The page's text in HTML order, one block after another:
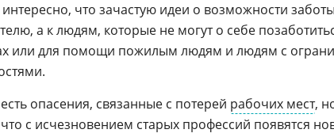
что зачастую идеи о возможности
а к людям, которые не могут о себе
или для помощи пожилым людям и людям с
опасения, связанные с потерей рабочих мест,
с исчезновением старых профессий появятся